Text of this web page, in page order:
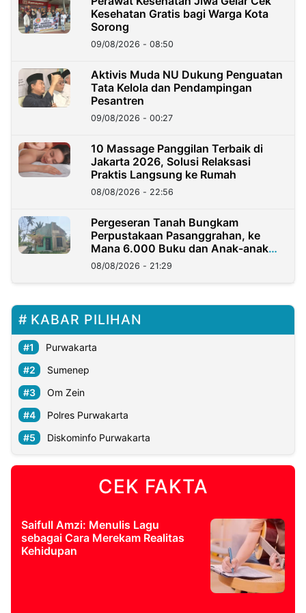
Kesehatan Gratis bagi Warga Kota
Sorong
09/08/2026 - 08:50
Aktivis Muda NU Dukung Penguatan
Tata Kelola dan Pendampingan
Pesantren
09/08/2026 - 00:27
10 Massage Panggilan Terbaik di
Jakarta 2026, Solusi Relaksasi
Praktis Langsung ke Rumah
08/08/2026 - 22:56
Pergeseran Tanah Bungkam
Perpustakaan Pasanggrahan, ke
Mana 6.000 Buku dan Anak-anak
Kini?
08/08/2026 - 21:29
KABAR PILIHAN
Purwakarta
Sumenep
Om Zein
Polres Purwakarta
Diskominfo Purwakarta
CEK FAKTA
Saifull Amzi: Menulis Lagu
sebagai Cara Merekam Realitas
Kehidupan